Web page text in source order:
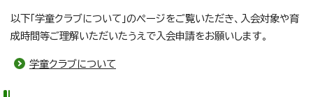
以下「学童クラブについて」のページをご覧いただき、入会対象や育
成時間等ご理解いただいたうえで入会申請をお願いします。
学童クラブについて